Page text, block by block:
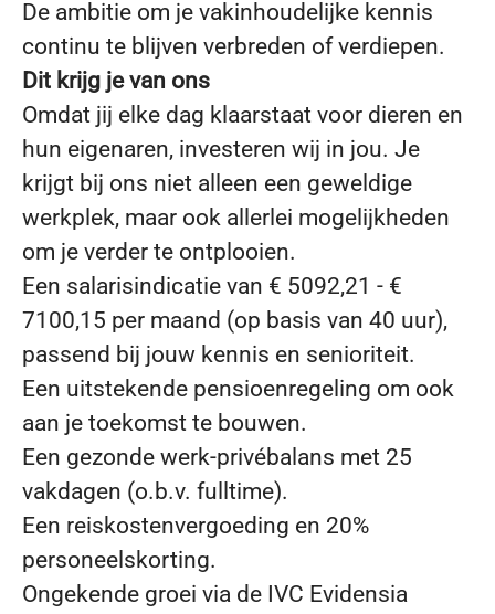
De ambitie om je vakinhoudelijke kennis
continu te blijven verbreden of verdiepen.
Dit krijg je van ons
Omdat jij elke dag klaarstaat voor dieren en
hun eigenaren, investeren wij in jou. Je
krijgt bij ons niet alleen een geweldige
werkplek, maar ook allerlei mogelijkheden
om je verder te ontplooien.
Een salarisindicatie van € 5092,21 - €
7100,15 per maand (op basis van 40 uur),
passend bij jouw kennis en senioriteit.
Een uitstekende pensioenregeling om ook
aan je toekomst te bouwen.
Een gezonde werk-privébalans met 25
vakdagen (o.b.v. fulltime).
Een reiskostenvergoeding en 20%
personeelskorting.
Ongekende groei via de IVC Evidensia